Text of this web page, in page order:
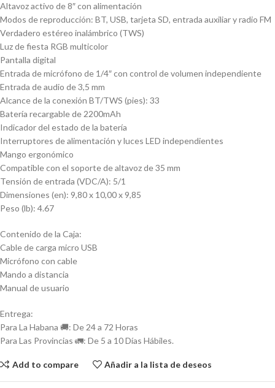
Altavoz activo de 8″ con alimentación
Modos de reproducción: BT, USB, tarjeta SD, entrada auxiliar y radio FM
Verdadero estéreo inalámbrico (TWS)
Luz de fiesta RGB multicolor
Pantalla digital
Entrada de micrófono de 1/4″ con control de volumen independiente
Entrada de audio de 3,5 mm
Alcance de la conexión BT/TWS (pies): 33
Batería recargable de 2200mAh
Indicador del estado de la batería
Interruptores de alimentación y luces LED independientes
Mango ergonómico
Compatible con el soporte de altavoz de 35 mm
Tensión de entrada (VDC/A): 5/1
Dimensiones (en): 9,80 x 10,00 x 9,85
Peso (lb): 4.67
Contenido de la Caja:
Cable de carga micro USB
Micrófono con cable
Mando a distancia
Manual de usuario
Entrega:
Para La Habana 🚚: De 24 a 72 Horas
Para Las Provincias 🚛: De 5 a 10 Días Hábiles.
Add to compare Añadir a la lista de deseos